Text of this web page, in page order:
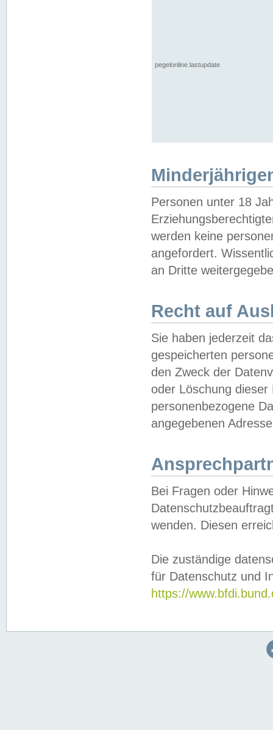
pegelonline.lastupdate
Personen unter 18
werden keine
angefordert.
an Dritte
Recht auf
Sie haben jederzeit
gespeicherten
den Zweck der
oder Löschung
personenbezogene
angegebenen
Bei Fragen oder
wenden. Diesen
Die zuständige
für Datenschutz und
https://